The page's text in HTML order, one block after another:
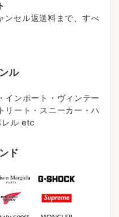
ンセル返送料まで、すべ
ル
インポート・ヴィンテー
リート・スニーカー・ハ
レル etc
ド